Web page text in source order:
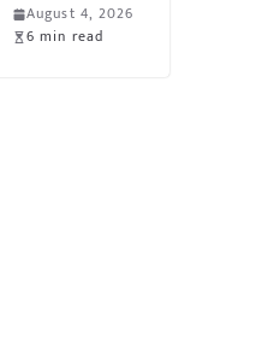
August 4, 2026
6 min read